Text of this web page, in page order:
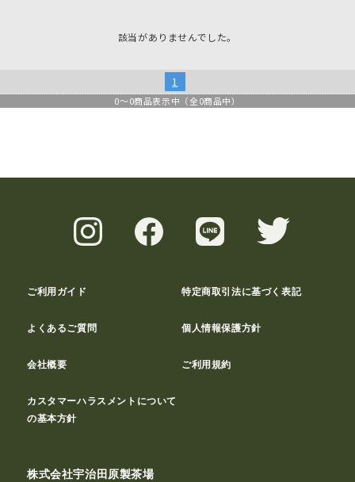
該当がありませんでした。
1
0～0商品表示中（全0商品中）
ご利用ガイド 特定商取引法に基づく表記
よくあるご質問 個人情報保護方針
会社概要 ご利用規約
カスタマーハラスメントについて
の基本方針
株式会社宇治田原製茶場